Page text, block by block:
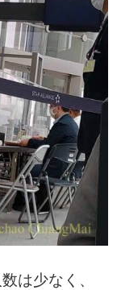
は少なく、